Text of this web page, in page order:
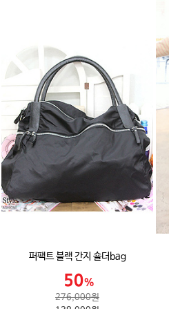
퍼팩트 블랙 간지 숄더bag
276,000원